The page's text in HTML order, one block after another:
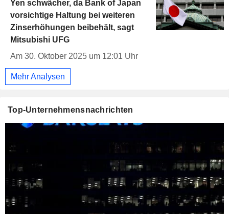
Yen schwächer, da Bank of Japan
vorsichtige Haltung bei weiteren
Zinserhöhungen beibehält, sagt
Mitsubishi UFG
Am 30. Oktober 2025 um 12:01 Uhr
Mehr Analysen
Top-Unternehmensnachrichten